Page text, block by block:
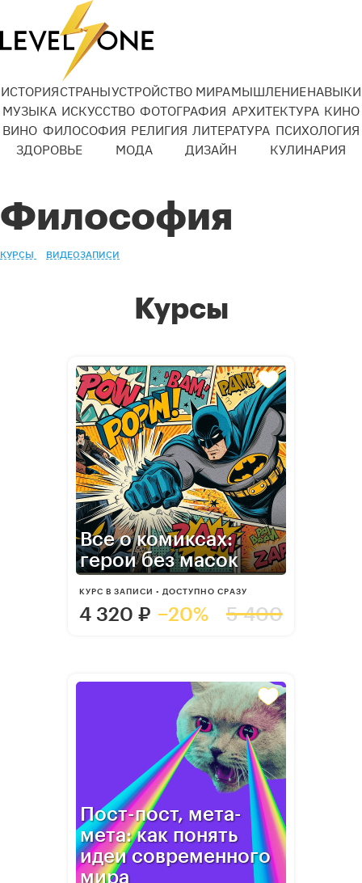
ИСТОРИЯСТРАНЫУСТРОЙСТВО МИРАМЫШЛЕНИЕНАВЫКИ
МУЗЫКА ИСКУССТВО ФОТОГРАФИЯ АРХИТЕКТУРА КИНО
ВИНО ФИЛОСОФИЯ РЕЛИГИЯ ЛИТЕРАТУРА ПСИХОЛОГИЯ
ЗДОРОВЬЕ
МОДА ДИЗАЙН КУЛИНАРИЯ
Философия
КУРСЫ ВИДЕОЗАПИСИ
Курсы
Все о комиксах:
герои без масок
КУРС В ЗАПИСИ • ДОСТУПНО СРАЗУ
4 320 ₽ −20% 5 400
Пост-пост, мета-
мета: как понять
идеи современного
мира